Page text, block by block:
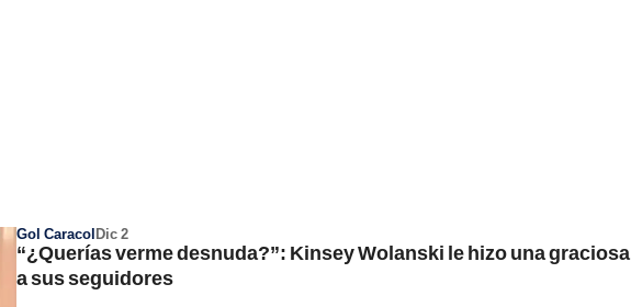
Gol CaracolDic 2
“¿Querías verme desnuda?”: Kinsey Wolanski le hizo una
a sus seguidores